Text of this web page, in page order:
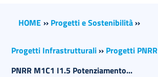
HOME ›› Progetti e Sostenibilità››
Progetti Infrastrutturali›› Progetti PNRR
PNRR M1C1 I1.5 Potenziamento...